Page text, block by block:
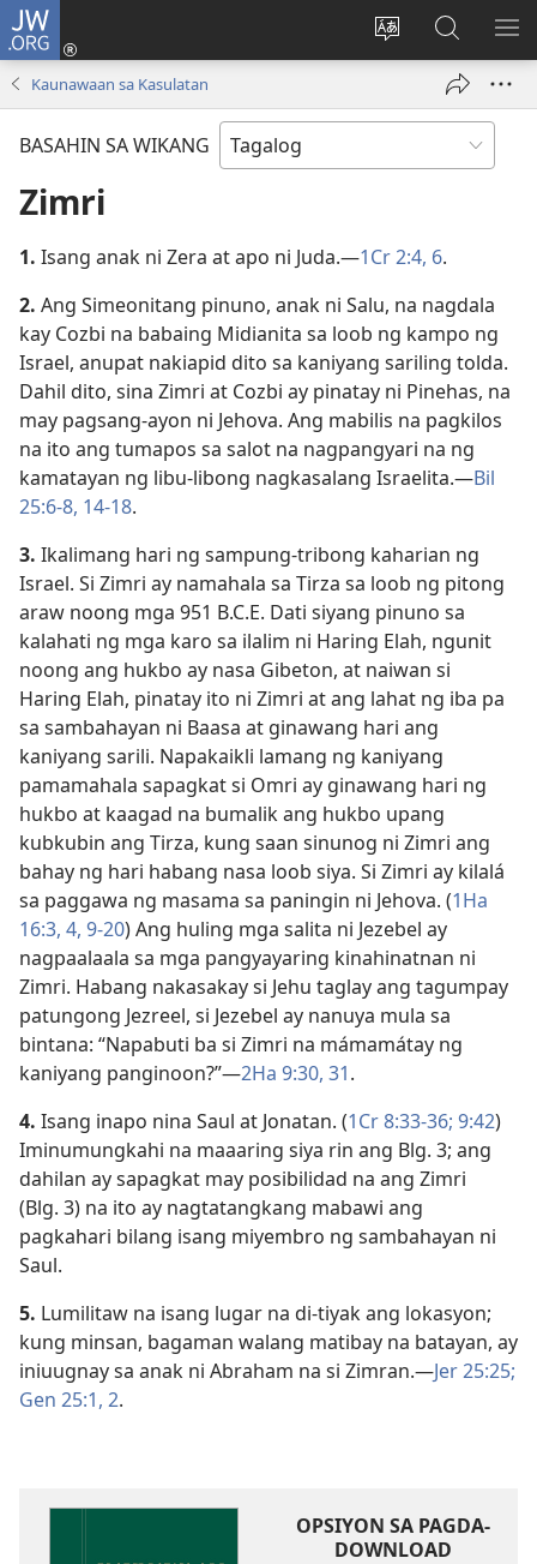
JW.ORG
Baguhin
ng
Mag-
log
bubukas
sa
JW.ORG
Kaunawaan sa Kasulatan
BASAHIN SA WIKANG
Zimri
1. Isang anak ni Zera at apo ni Juda.​—1Cr 2:4, 6.
2. Ang Simeonitang pinuno, anak ni Salu, na nagdala
kay Cozbi na babaing Midianita sa loob ng kampo ng
Israel, anupat nakiapid dito sa kaniyang sariling tolda.
Dahil dito, sina Zimri at Cozbi ay pinatay ni Pinehas, na
may pagsang-ayon ni Jehova. Ang mabilis na pagkilos
na ito ang tumapos sa salot na nagpangyari na ng
kamatayan ng libu-libong nagkasalang Israelita.​—Bil
25:6-8, 14-18.
3. Ikalimang hari ng sampung-tribong kaharian ng
Israel. Si Zimri ay namahala sa Tirza sa loob ng pitong
araw noong mga 951 B.C.E. Dati siyang pinuno sa
kalahati ng mga karo sa ilalim ni Haring Elah, ngunit
noong ang hukbo ay nasa Gibeton, at naiwan si
Haring Elah, pinatay ito ni Zimri at ang lahat ng iba pa
sa sambahayan ni Baasa at ginawang hari ang
kaniyang sarili. Napakaikli lamang ng kaniyang
pamamahala sapagkat si Omri ay ginawang hari ng
hukbo at kaagad na bumalik ang hukbo upang
kubkubin ang Tirza, kung saan sinunog ni Zimri ang
bahay ng hari habang nasa loob siya. Si Zimri ay kilalá
sa paggawa ng masama sa paningin ni Jehova. (1Ha
16:3, 4, 9-20) Ang huling mga salita ni Jezebel ay
nagpaalaala sa mga pangyayaring kinahinatnan ni
Zimri. Habang nakasakay si Jehu taglay ang tagumpay
patungong Jezreel, si Jezebel ay nanuya mula sa
bintana: “Napabuti ba si Zimri na mámamátay ng
kaniyang panginoon?”​—2Ha 9:30, 31.
4. Isang inapo nina Saul at Jonatan. (1Cr 8:33-36; 9:42)
Iminumungkahi na maaaring siya rin ang Blg. 3; ang
dahilan ay sapagkat may posibilidad na ang Zimri
(Blg. 3) na ito ay nagtatangkang mabawi ang
pagkahari bilang isang miyembro ng sambahayan ni
Saul.
5. Lumilitaw na isang lugar na di-tiyak ang lokasyon;
kung minsan, bagaman walang matibay na batayan, ay
iniuugnay sa anak ni Abraham na si Zimran.​—Jer 25:25;
Gen 25:1, 2.
OPSIYON SA PAGDA-
DOWNLOAD